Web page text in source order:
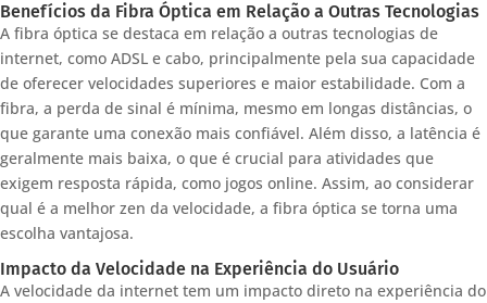
Benefícios da Fibra Óptica em Relação a Outras Tecnologias
A fibra óptica se destaca em relação a outras tecnologias de
internet, como ADSL e cabo, principalmente pela sua capacidade
de oferecer velocidades superiores e maior estabilidade. Com a
fibra, a perda de sinal é mínima, mesmo em longas distâncias, o
que garante uma conexão mais confiável. Além disso, a latência é
geralmente mais baixa, o que é crucial para atividades que
exigem resposta rápida, como jogos online. Assim, ao considerar
qual é a melhor zen da velocidade, a fibra óptica se torna uma
escolha vantajosa.
Impacto da Velocidade na Experiência do Usuário
A velocidade da internet tem um impacto direto na experiência do